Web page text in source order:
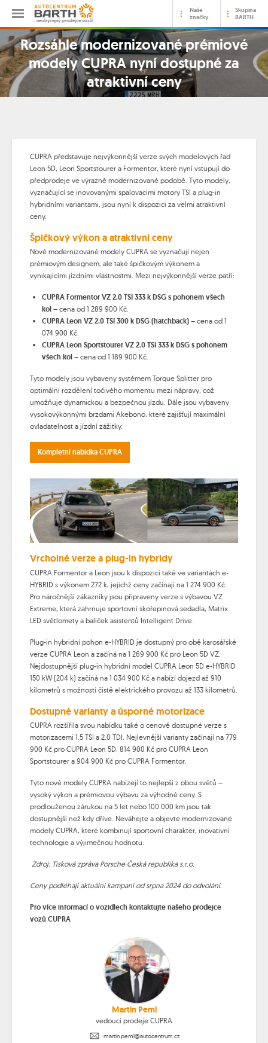
…neobyčejný prodejce vozů!
Naše
značky
Skupina
BARTH
Rozsáhle modernizované prémiové
modely CUPRA nyní dostupné za
atraktivní ceny
CUPRA představuje nejvýkonnější verze svých modelových řad
Leon 5D, Leon Sportstourer a Formentor, které nyní vstupují do
předprodeje ve výrazně modernizované podobě. Tyto modely,
vyznačující se inovovanými spalovacími motory TSI a plug-in
hybridními variantami, jsou nyní k dispozici za velmi atraktivní
ceny.
Špičkový výkon a atraktivní ceny
Nově modernizované modely CUPRA se vyznačují nejen
prémiovým designem, ale také špičkovým výkonem a
vynikajícími jízdními vlastnostmi. Mezi nejvýkonnější verze patří:
CUPRA Formentor VZ 2.0 TSI 333 k DSG s pohonem všech
kol – cena od 1 289 900 Kč.
CUPRA Leon VZ 2.0 TSI 300 k DSG (hatchback) – cena od 1
074 900 Kč.
CUPRA Leon Sportstourer VZ 2.0 TSI 333 k DSG s pohonem
všech kol – cena od 1 189 900 Kč.
Tyto modely jsou vybaveny systémem Torque Splitter pro
optimální rozdělení točivého momentu mezi nápravy, což
umožňuje dynamickou a bezpečnou jízdu. Dále jsou vybaveny
vysokovýkonnými brzdami Akebono, které zajišťují maximální
ovladatelnost a jízdní zážitky.
Kompletní nabídka CUPRA
Vrcholné verze a plug-in hybridy
CUPRA Formentor a Leon jsou k dispozici také ve variantách e-
HYBRID s výkonem 272 k, jejichž ceny začínají na 1 274 900 Kč.
Pro náročnější zákazníky jsou připraveny verze s výbavou VZ
Extreme, která zahrnuje sportovní skořepinová sedadla, Matrix
LED světlomety a balíček asistentů Intelligent Drive.
Plug-in hybridní pohon e-HYBRID je dostupný pro obě karosářské
verze CUPRA Leon a začíná na 1 269 900 Kč pro Leon 5D VZ.
Nejdostupnější plug-in hybridní model CUPRA Leon 5D e-HYBRID
150 kW (204 k) začíná na 1 034 900 Kč a nabízí dojezd až 910
kilometrů s možností čistě elektrického provozu až 133 kilometrů.
Dostupné varianty a úsporné motorizace
CUPRA rozšířila svou nabídku také o cenově dostupné verze s
motorizacemi 1.5 TSI a 2.0 TDI. Nejlevnější varianty začínají na 779
900 Kč pro CUPRA Leon 5D, 814 900 Kč pro CUPRA Leon
Sportstourer a 904 900 Kč pro CUPRA Formentor.
Tyto nové modely CUPRA nabízejí to nejlepší z obou světů –
vysoký výkon a prémiovou výbavu za výhodné ceny. S
prodlouženou zárukou na 5 let nebo 100 000 km jsou tak
dostupnější než kdy dříve. Neváhejte a objevte modernizované
modely CUPRA, které kombinují sportovní charakter, inovativní
technologie a výjimečnou hodnotu.
Zdroj: Tisková zpráva Porsche Česká republika s.r.o.
Ceny podléhají aktuální kampani od srpna 2024 do odvolání.
Pro více informací o vozidlech kontaktujte našeho prodejce
vozů CUPRA
Martin Peml
vedoucí prodeje CUPRA
martin.peml@autocentrum.cz